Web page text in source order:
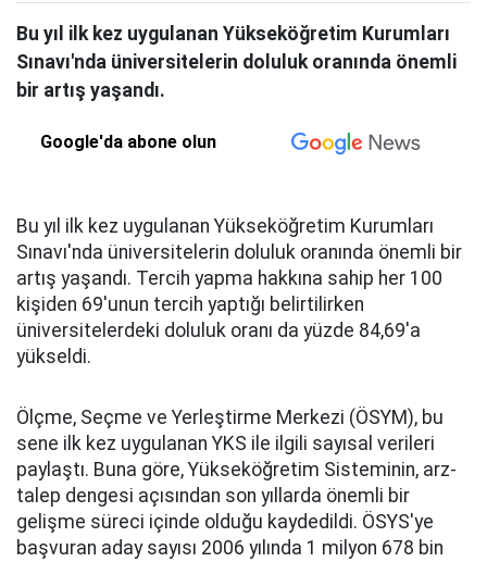
Bu yıl ilk kez uygulanan Yükseköğretim Kurumları
Sınavı'nda üniversitelerin doluluk oranında önemli
bir artış yaşandı.
Google'da abone olun
Bu yıl ilk kez uygulanan Yükseköğretim Kurumları
Sınavı'nda üniversitelerin doluluk oranında önemli bir
artış yaşandı. Tercih yapma hakkına sahip her 100
kişiden 69'unun tercih yaptığı belirtilirken
üniversitelerdeki doluluk oranı da yüzde 84,69'a
yükseldi.
Ölçme, Seçme ve Yerleştirme Merkezi (ÖSYM), bu
sene ilk kez uygulanan YKS ile ilgili sayısal verileri
paylaştı. Buna göre, Yükseköğretim Sisteminin, arz-
talep dengesi açısından son yıllarda önemli bir
gelişme süreci içinde olduğu kaydedildi. ÖSYS'ye
başvuran aday sayısı 2006 yılında 1 milyon 678 bin